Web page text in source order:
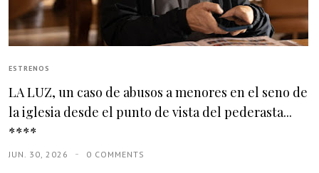
ESTRENOS
LA LUZ, un caso de abusos a menores en el seno de
la iglesia desde el punto de vista del pederasta...
****
JUN. 30, 2026 0 COMMENTS